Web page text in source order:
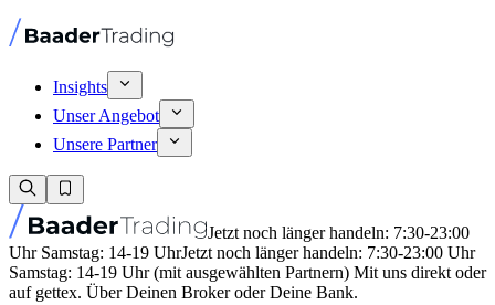
Insights
Unser Angebot
Unsere Partner
Jetzt noch länger handeln: 7:30-23:00
Uhr Samstag: 14-19 UhrJetzt noch länger handeln: 7:30-23:00 Uhr
Samstag: 14-19 Uhr (mit ausgewählten Partnern) Mit uns direkt oder
auf gettex. Über Deinen Broker oder Deine Bank.